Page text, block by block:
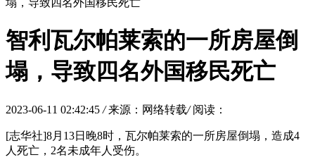
塌，导致四名外国移民死亡
智利瓦尔帕莱索的一所房屋倒
塌，导致四名外国移民死亡
2023-06-11 02:42:45 / 来源：网络转载/ 阅读：
[志华社]8月13日晚8时，瓦尔帕莱索的一所房屋倒塌，造成4
人死亡，2名未成年人受伤。